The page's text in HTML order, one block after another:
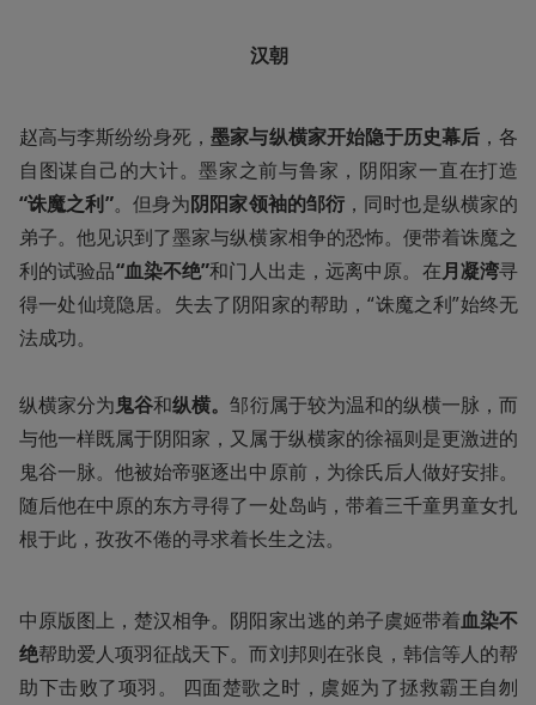
汉朝
赵高与李斯纷纷身死，墨家与纵横家开始隐于历史幕后，各
自图谋自己的大计。墨家之前与鲁家，阴阳家一直在打造
“诛魔之利”。但身为阴阳家领袖的邹衍 ，同时也是纵横家的
弟子。他见识到了墨家与纵横家相争的恐怖。便带着诛魔之
利的试验品“血染不绝”和门人出走，远离中原。在月凝湾寻
得一处仙境隐居。失去了阴阳家的帮助，“诛魔之利”始终无
法成功。
纵横家分为鬼谷和纵横。邹衍属于较为温和的纵横一脉，而
与他一样既属于阴阳家，又属于纵横家的徐福则是更激进的
鬼谷一脉。他被始帝驱逐出中原前，为徐氏后人做好安排。
随后他在中原的东方寻得了一处岛屿，带着三千童男童女扎
根于此，孜孜不倦的寻求着长生之法。
中原版图上，楚汉相争。阴阳家出逃的弟子虞姬带着血染不
绝帮助爱人项羽征战天下。而刘邦则在张良，韩信等人的帮
助下击败了项羽。 四面楚歌之时，虞姬为了拯救霸王自刎